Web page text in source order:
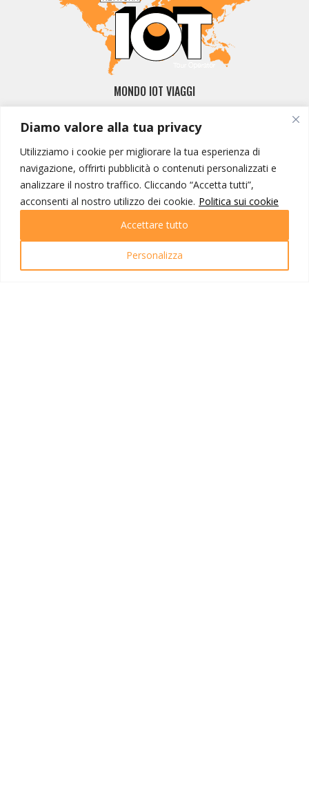
Diamo valore alla tua privacy
Utilizziamo i cookie per migliorare la tua esperienza di
navigazione, offrirti pubblicità o contenuti personalizzati e
analizzare il nostro traffico. Cliccando “Accetta tutti”,
acconsenti al nostro utilizzo dei cookie. Politica sui cookie
Personalizza
Accettare tutto
MONDO IOT VIAGGI
Contatti
I NOSTRI PRODOTTI
Destinazioni
Partenze
Emozioni di viaggio
Newsletter
Tutti i viaggi
Ricerca Viaggi